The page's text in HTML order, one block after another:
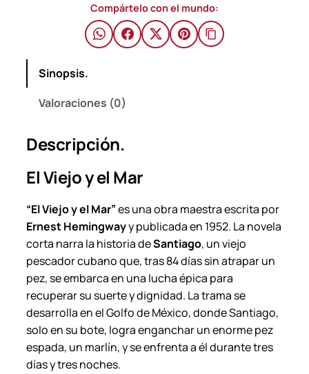
r
E
e
t
e
m
i
n
g
w
a
y
.
c
Compártelo con el mundo:
Sinopsis.
Valoraciones (0)
Descripción.
El Viejo y el Mar
“El Viejo y el Mar”es una obra maestra escrita por
Ernest Hemingwayy publicada en 1952. La novela
corta narra la historia deSantiago, un viejo
pescador cubano que, tras 84 días sin atrapar un
pez, se embarca en una lucha épica para
recuperar su suerte y dignidad. La trama se
desarrolla en el Golfo de México, donde Santiago,
solo en su bote, logra enganchar un enorme pez
espada, un marlín, y se enfrenta a él durante tres
días y tres noches.